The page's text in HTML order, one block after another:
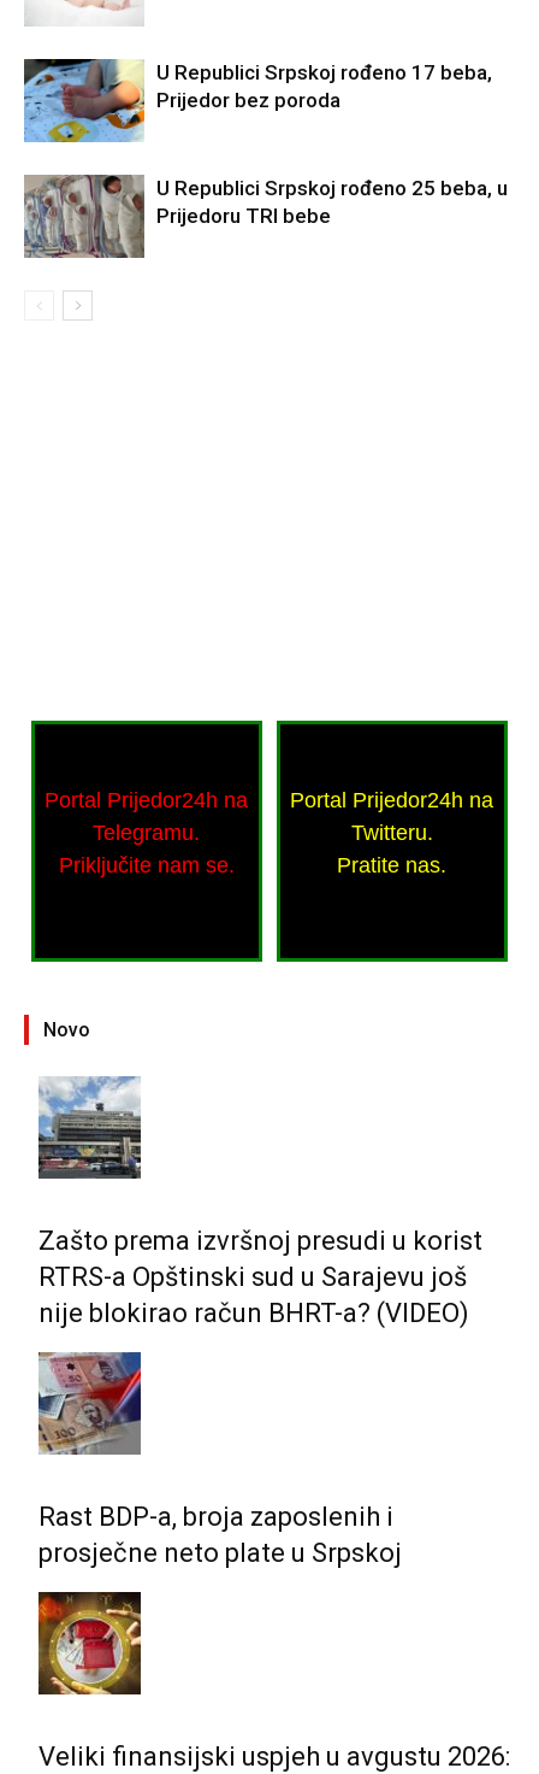
U Republici Srpskoj rođeno 17 beba,
Prijedor bez poroda
U Republici Srpskoj rođeno 25 beba, u
Prijedoru TRI bebe
Portal Prijedor24h na
Telegramu.
Priključite nam se.
Portal Prijedor24h na
Twitteru.
Pratite nas.
Novo
Zašto prema izvršnoj presudi u korist
RTRS-a Opštinski sud u Sarajevu još
nije blokirao račun BHRT-a? (VIDEO)
Rast BDP-a, broja zaposlenih i
prosječne neto plate u Srpskoj
Veliki finansijski uspjeh u avgustu 2026: